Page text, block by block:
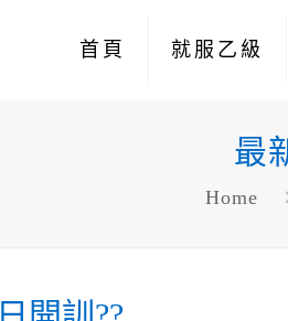
首頁 就服乙級
最
Home